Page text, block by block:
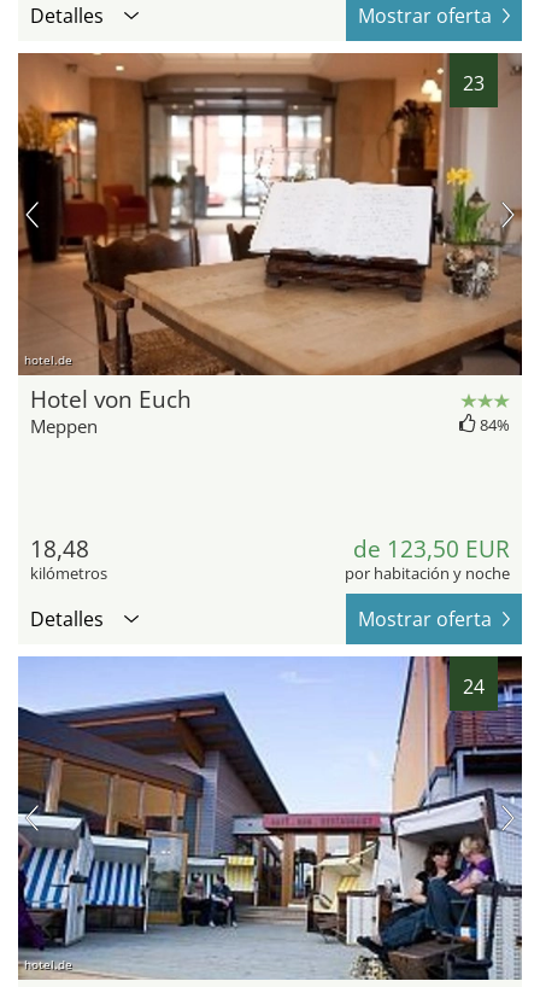
Detalles Mostrar oferta
23
hotel.de
Hotel von Euch
Meppen 84%
18,48
kilómetros
de 123,50 EUR
por habitación y noche
Detalles Mostrar oferta
24
hotel.de